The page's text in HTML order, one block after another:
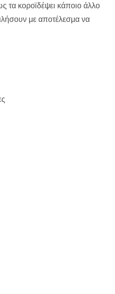
τα κοροϊδέψει κάποιο άλλο
με αποτέλεσμα να